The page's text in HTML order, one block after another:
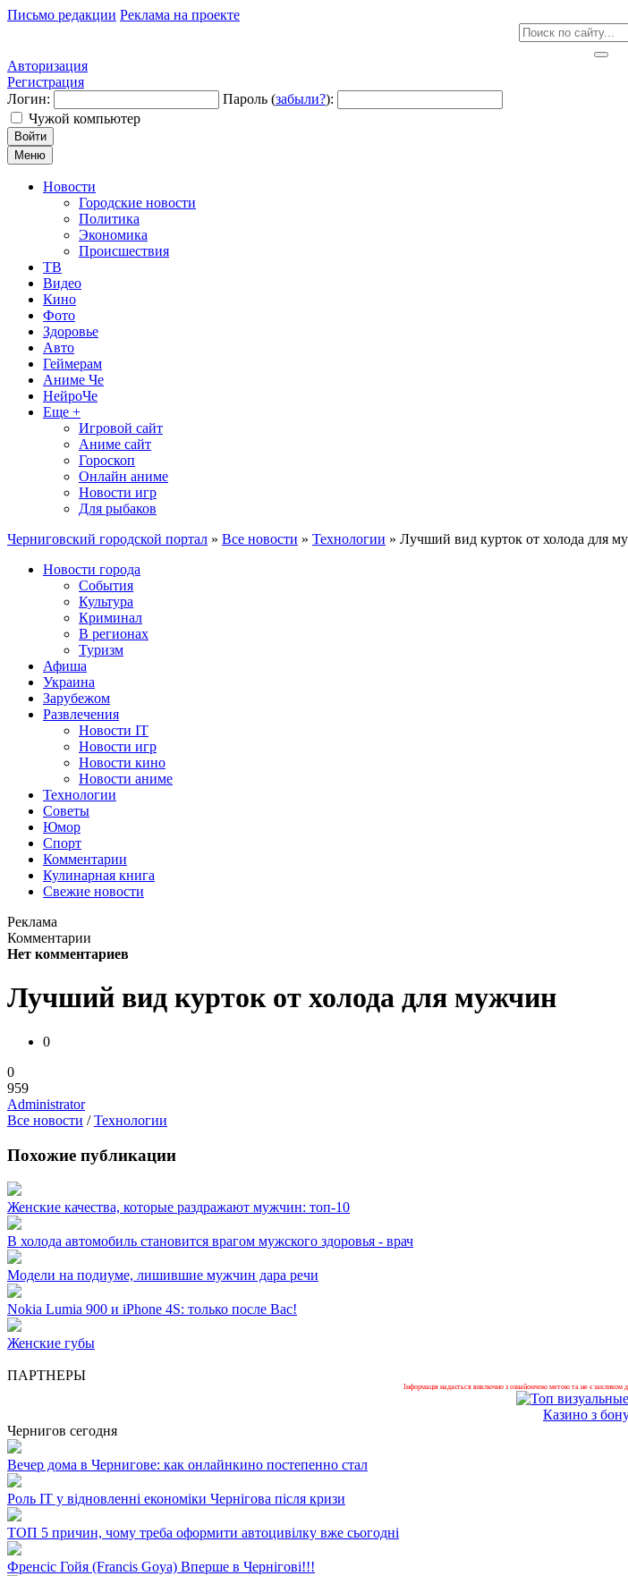
Письмо редакции Реклама на проекте
Авторизация
Регистрация
Логин:
Пароль (забыли?):
Чужой компьютер
Войти
Меню
Новости
Городские новости
Политика
Экономика
Происшествия
ТВ
Видео
Кино
Фото
Здоровье
Авто
Геймерам
Аниме Че
НейроЧе
Еще +
Игровой сайт
Аниме сайт
Гороскоп
Онлайн аниме
Новости игр
Для рыбаков
Черниговский городской портал » Все новости » Технологии » Лучший вид курток от холода для
Новости города
События
Культура
Криминал
В регионах
Туризм
Афиша
Украина
Зарубежом
Развлечения
Новости IT
Новости игр
Новости кино
Новости аниме
Технологии
Советы
Юмор
Спорт
Комментарии
Кулинарная книга
Свежие новости
Реклама
Комментарии
Нет комментариев
Лучший вид курток от холода для мужчин
0
0
959
Administrator
Все новости /Технологии
Похожие публикации
Женские качества, которые раздражают мужчин: топ-10
В холода автомобиль становится врагом мужского здоровья - врач
Модели на подиуме, лишившие мужчин дара речи
Nokia Lumia 900 и iPhone 4S: только после Вас!
Женские губы
ПАРТНЕРЫ
Інформація надається виключно з ознайомчою метою та не є закликом
Казино з
Чернигов сегодня
Вечер дома в Чернигове: как онлайнкино постепенно стал
Роль ІТ у відновленні економіки Чернігова після кризи
ТОП 5 причин, чому треба оформити автоцивілку вже сьогодні
Френсіс Гойя (Francis Goya) Вперше в Чернігові!!!